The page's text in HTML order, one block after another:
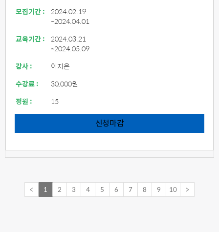
모집기간 : 2024.02.19
~2024.04.01
교육기간 : 2024.03.21
~2024.05.09
강사 :
이지은
수강료 :
30,000원
정원 :
15
신청마감
< 1 2 3 4 5 6 7 8 9 10 >